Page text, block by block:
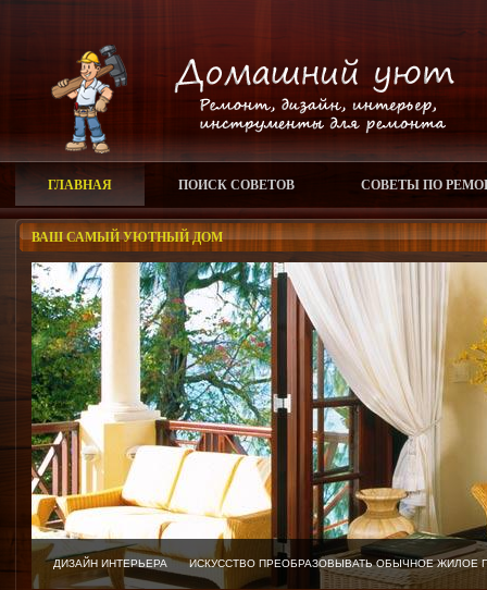
ГЛАВНАЯ ПОИСК СОВЕТОВ СОВЕТЫ ПО
ВАШ САМЫЙ УЮТНЫЙ ДОМ
ДИЗАЙН ИНТЕРЬЕРА ИСКУССТВО ПРЕОБРАЗОВЫВАТЬ ОБЫЧНОЕ